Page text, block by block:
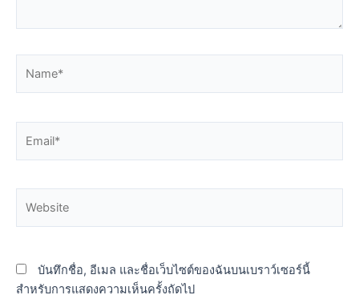
บันทึกชื่อ, อีเมล และชื่อเว็บไซต์ของฉันบนเบราว์เซอร์นี้
สำหรับการแสดงความเห็นครั้งถัดไป